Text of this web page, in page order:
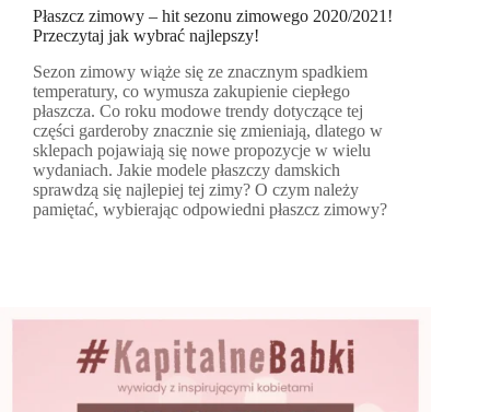
Płaszcz zimowy – hit sezonu zimowego 2020/2021!
Przeczytaj jak wybrać najlepszy!
Sezon zimowy wiąże się ze znacznym spadkiem
temperatury, co wymusza zakupienie ciepłego
płaszcza. Co roku modowe trendy dotyczące tej
części garderoby znacznie się zmieniają, dlatego w
sklepach pojawiają się nowe propozycje w wielu
wydaniach. Jakie modele płaszczy damskich
sprawdzą się najlepiej tej zimy? O czym należy
pamiętać, wybierając odpowiedni płaszcz zimowy?